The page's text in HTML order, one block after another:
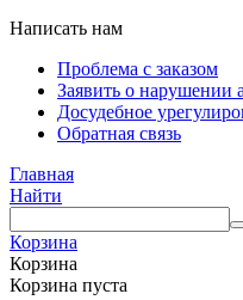
Написать нам
Проблема с заказом
Заявить о нарушении
Досудебное
Обратная связь
Главная
Найти
Корзина
Корзина
Корзина пуста